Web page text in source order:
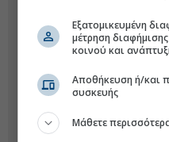
Εξατομικευμένη
μέτρηση
κοινού και
Αποθήκευση ή/και
συσκευής
Μάθετε